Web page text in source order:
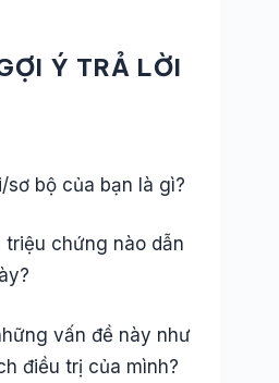
Ý TRẢ LỜI
sơ bộ của bạn là gì?
triệu chứng nào dẫn
vấn đề này như
điều trị của mình?